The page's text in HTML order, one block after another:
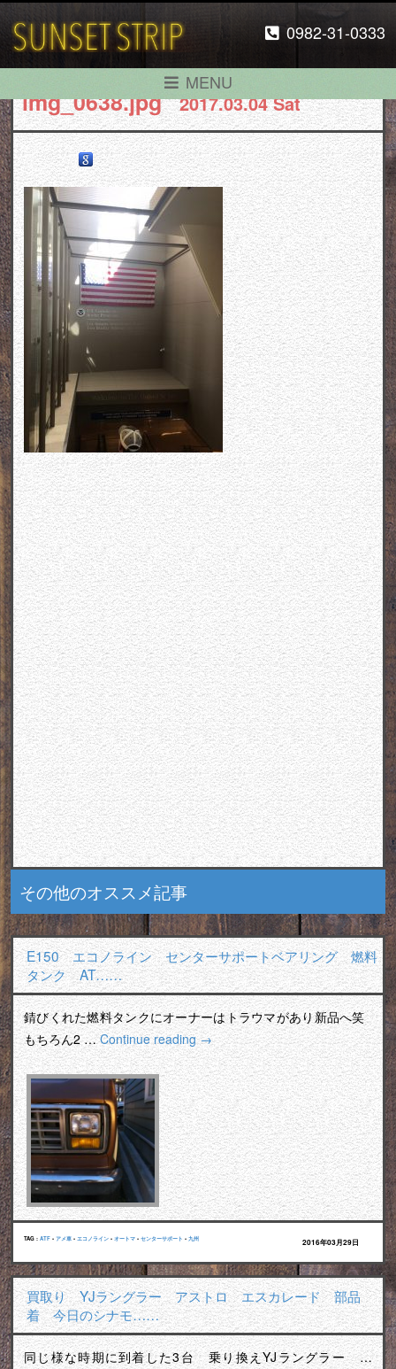
0982-31-0333
MENU
img_0638.jpg 2017.03.04 Sat
その他のオススメ記事
E150 エコノライン センターサポートベアリング 燃料
タンク AT……
錆びくれた燃料タンクにオーナーはトラウマがあり新品へ笑
もちろん2 …Continue reading→
TAG : ATF • アメ車 • エコノライン • オートマ • センターサポート • 九州 2016年03月29日
買取り YJラングラー アストロ エスカレード 部品
着 今日のシナモ……
同じ様な時期に到着した3台 乗り換えYJラングラー …